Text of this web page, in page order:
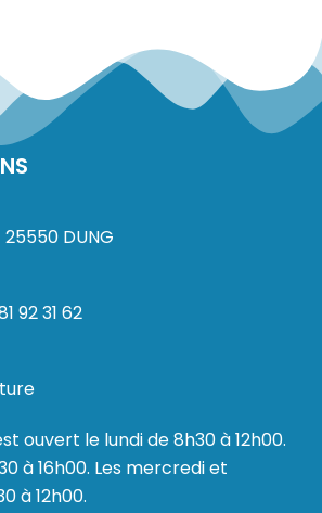
DUNG
92 31 62
ouvert le lundi de 8h30 à 12h00.
à 16h00. Les mercredi et
à 12h00.